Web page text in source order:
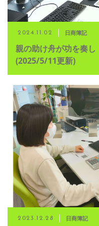
2024.11.02 日商簿記
親の助け舟が功を奏し
(2025/5/11更新)
2023.12.28 日商簿記